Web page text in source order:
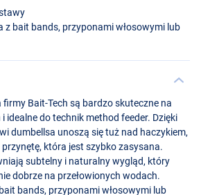
z bait bands, przyponami włosowymi lub
firmy Bait-Tech są bardzo skuteczne na
idealne do technik method feeder. Dzięki
dumbellsa unoszą się tuż nad haczykiem,
która jest szybko zasysana.
subtelny i naturalny wygląd, który
dobrze na przełowionych wodach.
bands, przyponami włosowymi lub